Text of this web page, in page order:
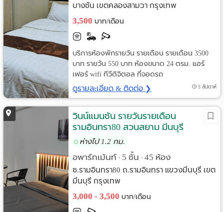
บางชัน เขตคลองสามวา กรุงเทพ
3,500 บาท/เดือน
บริการห้องพักรายวัน รายเดือน รายเดือน 3500
บาท รายวัน 550 บาท ห้องขนาด 24 ตรม. แอร์
เฟอร์ wifi ทีวีดิจิตอล ที่จอดรถ
ดูรายละเอียด & ติดต่อ ❯ 3 สัปดาห์
วินน์แมนชัน รายวันรายเดือน
รามอินทรา80 สวนสยาม มีนบุรี
ห่างไป 1.2 กม.
อพาร์ทเม้นท์ • 5 ชั้น • 45 ห้อง
ซ.รามอินทรา80 ถ.รามอินทรา แขวงมีนบุรี เขต
มีนบุรี กรุงเทพ
3,000 - 3,500 บาท/เดือน